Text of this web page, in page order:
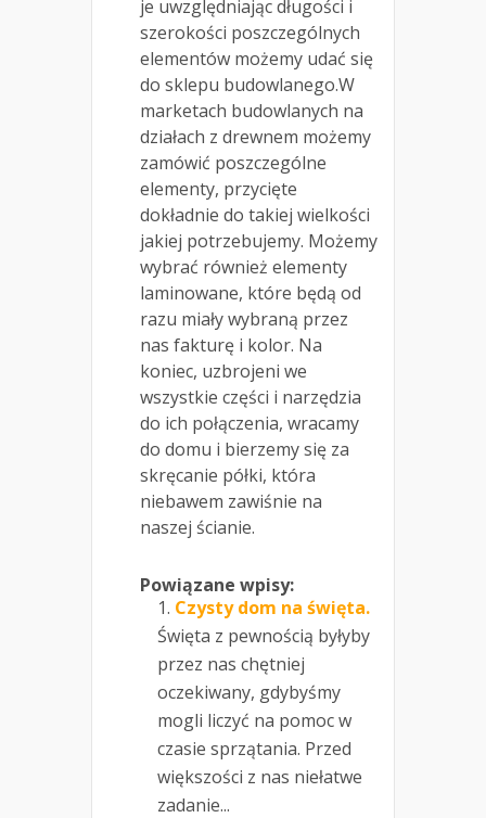
je uwzględniając długości i
szerokości poszczególnych
elementów możemy udać się
do sklepu budowlanego.W
marketach budowlanych na
działach z drewnem możemy
zamówić poszczególne
elementy, przycięte
dokładnie do takiej wielkości
jakiej potrzebujemy. Możemy
wybrać również elementy
laminowane, które będą od
razu miały wybraną przez
nas fakturę i kolor. Na
koniec, uzbrojeni we
wszystkie części i narzędzia
do ich połączenia, wracamy
do domu i bierzemy się za
skręcanie półki, która
niebawem zawiśnie na
naszej ścianie.
Powiązane wpisy:
Czysty dom na święta.
Święta z pewnością byłyby
przez nas chętniej
oczekiwany, gdybyśmy
mogli liczyć na pomoc w
czasie sprzątania. Przed
większości z nas niełatwe
zadanie...